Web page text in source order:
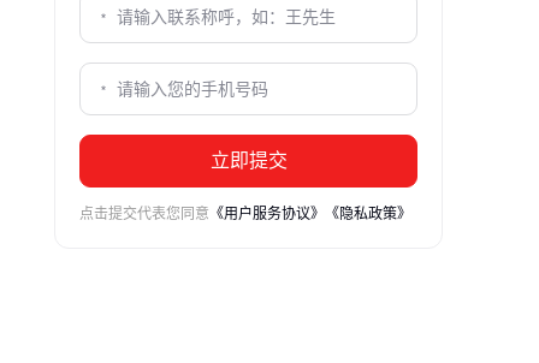
立即提交
点击提交代表您同意 《用户服务协议》 《隐私政策》